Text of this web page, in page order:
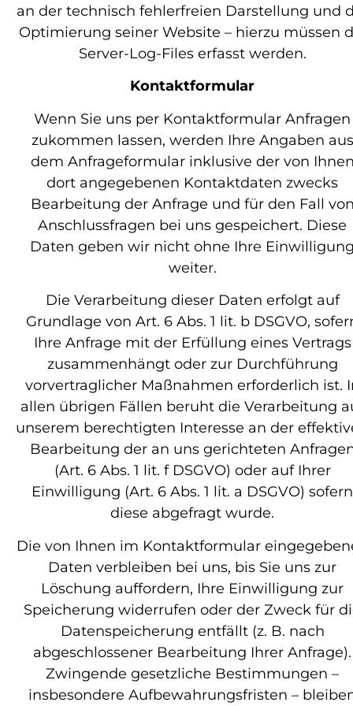
an der technisch fehlerfreien Darstellung und
Optimierung seiner Website – hierzu müssen
Server-Log-Files erfasst werden.
Kontaktformular
Wenn Sie uns per Kontaktformular Anfragen
zukommen lassen, werden Ihre Angaben aus
dem Anfrageformular inklusive der von
dort angegebenen Kontaktdaten zwecks
Bearbeitung der Anfrage und für den Fall
Anschlussfragen bei uns gespeichert. Diese
Daten geben wir nicht ohne Ihre
weiter.
Die Verarbeitung dieser Daten erfolgt auf
Grundlage von Art. 6 Abs. 1 lit. b DSGVO,
Ihre Anfrage mit der Erfüllung eines Vertrags
zusammenhängt oder zur Durchführung
vorvertraglicher Maßnahmen erforderlich ist.
allen übrigen Fällen beruht die Verarbeitung
unserem berechtigten Interesse an der
Bearbeitung der an uns gerichteten
(Art. 6 Abs. 1 lit. f DSGVO) oder auf Ihrer
Einwilligung (Art. 6 Abs. 1 lit. a DSGVO) sofern
diese abgefragt wurde.
Die von Ihnen im Kontaktformular
Daten verbleiben bei uns, bis Sie uns zur
Löschung auffordern, Ihre Einwilligung zur
Speicherung widerrufen oder der Zweck für
Datenspeicherung entfällt (z. B. nach
abgeschlossener Bearbeitung Ihrer Anfrage).
Zwingende gesetzliche Bestimmungen –
insbesondere Aufbewahrungsfristen –